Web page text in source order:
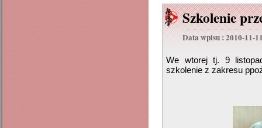
Szkolenie
Data wpisu : 2010-11-
We wtorej tj. 9
szkolenie z zakresu